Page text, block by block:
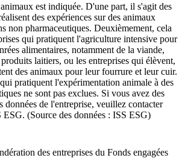
est indiquée. D'une part, il s'agit des
des expériences sur des animaux
non pharmaceutiques. Deuxièmement, cela
qui pratiquent l'agriculture intensive pour
alimentaires, notamment de la viande,
laitiers, ou les entreprises qui élèvent,
des animaux pour leur fourrure et leur cuir.
pratiquent l'expérimentation animale à des
ne sont pas exclues. Si vous avez des
données de l'entreprise, veuillez contacter
ESG. (Source des données : ISS ESG)
des entreprises du Fonds engagées